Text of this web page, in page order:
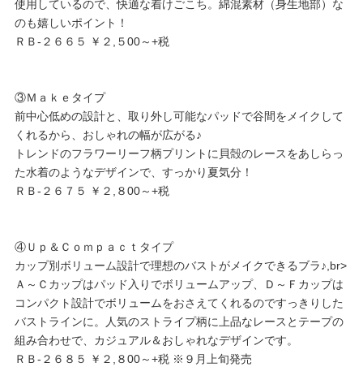
使用しているので、快適な着けごこち。綿混素材（身生地部）な
のも嬉しいポイント！
ＲＢ-２６６５ ￥２,５00～+税
③Ｍａｋｅタイプ
前中心低めの設計と、取り外し可能なパッドで谷間をメイクして
くれるから、おしゃれの幅が広がる♪
トレンドのフラワーリーフ柄プリントに貝殻のレースをあしらっ
た水着のようなデザインで、すっかり夏気分！
ＲＢ-２６７５ ￥２,８00～+税
④Ｕｐ＆Ｃｏｍｐａｃｔタイプ
カップ別ボリューム設計で理想のバストがメイクできるブラ♪,br>
Ａ～Ｃカップはパッド入りでボリュームアップ、Ｄ～Ｆカップは
コンパクト設計でボリュームをおさえてくれるのですっきりした
バストラインに。人気のストライプ柄に上品なレースとテープの
組み合わせで、カジュアル＆おしゃれなデザインです。
ＲＢ-２６８５ ￥２,８00～+税 ※９月上旬発売